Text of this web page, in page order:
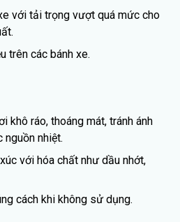
với tải trọng vượt quá mức cho
trên các bánh xe.
khô ráo, thoáng mát, tránh ánh
nguồn nhiệt.
với hóa chất như dầu nhớt,
cách khi không sử dụng.